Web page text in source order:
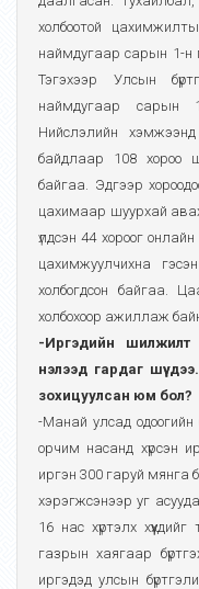
холбоотой
наймдугаар сарын 1-н
Тэгэхээр Улсын
наймдугаар сарын
Нийслэлийн
байдлаар 108 хороо
байгаа. Эдгээр
цахимаар шуурхай
үлдсэн 44 хороог
цахимжуулчихна
холбогдсон байгаа.
холбохоор ажиллаж
-Иргэдийн шилжилт
нэлээд гардаг шүү
зохицуулсан юм бол?
-Манай улсад
орчим насанд хүрсэн
иргэн 300 гаруй мянга
хэрэгжсэнээр уг
16 нас хүртэлх
газрын хаягаар
иргэдэд улсын